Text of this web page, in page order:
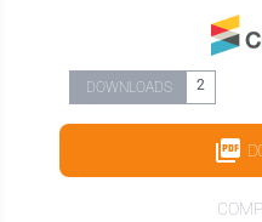
DOWNLOADS 2